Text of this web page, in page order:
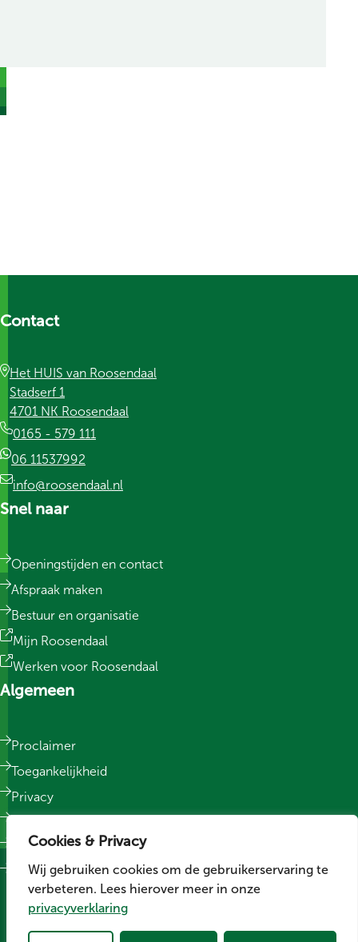
Cookies & Privacy
Wij gebruiken cookies om de gebruikerservaring te
verbeteren. Lees hierover meer in onze
privacyverklaring
Contact
Het HUIS van Roosendaal
Stadserf 1
4701 NK Roosendaal
0165 - 579 111
06 11537992
info@roosendaal.nl
Snel naar
Openingstijden en contact
Afspraak maken
Bestuur en organisatie
Mijn Roosendaal
Werken voor Roosendaal
Algemeen
Proclaimer
Toegankelijkheid
Privacy
Sitemap
Cookievoorkeuren wijzigen
Social media
Volg ons op LinkedIn
Volg ons op Facebook
Volg ons op Instagram